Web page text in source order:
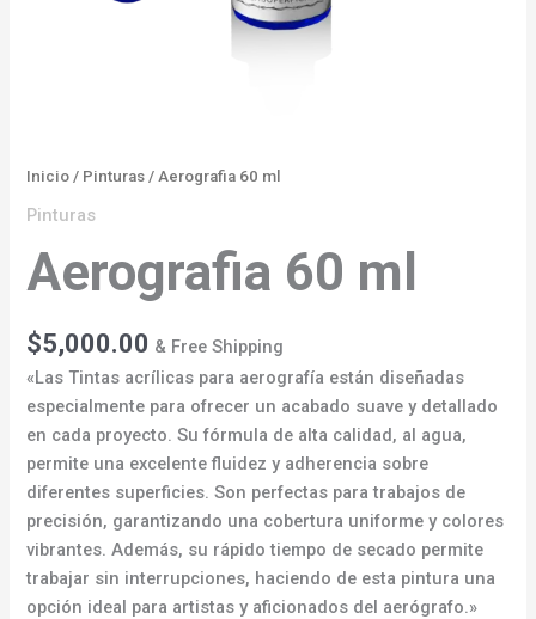
Inicio / Pinturas / Aerografia 60 ml
Pinturas
Aerografia 60 ml
$5,000.00 & Free Shipping
«Las Tintas acrílicas para aerografía están diseñadas
especialmente para ofrecer un acabado suave y detallado
en cada proyecto. Su fórmula de alta calidad, al agua,
permite una excelente fluidez y adherencia sobre
diferentes superficies. Son perfectas para trabajos de
precisión, garantizando una cobertura uniforme y colores
vibrantes. Además, su rápido tiempo de secado permite
trabajar sin interrupciones, haciendo de esta pintura una
opción ideal para artistas y aficionados del aerógrafo.»